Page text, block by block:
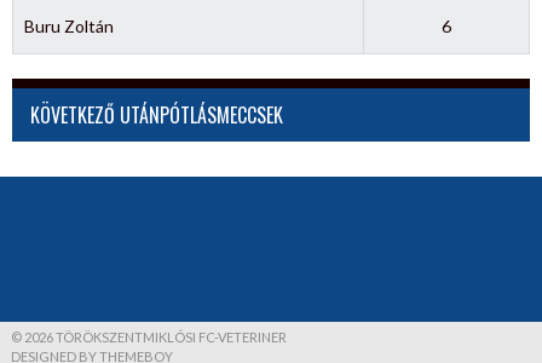
Buru Zoltán 6
KÖVETKEZŐ UTÁNPÓTLÁSMECCSEK
© 2026 TÖRÖKSZENTMIKLÓSI FC-VETERINER
DESIGNED BY THEMEBOY